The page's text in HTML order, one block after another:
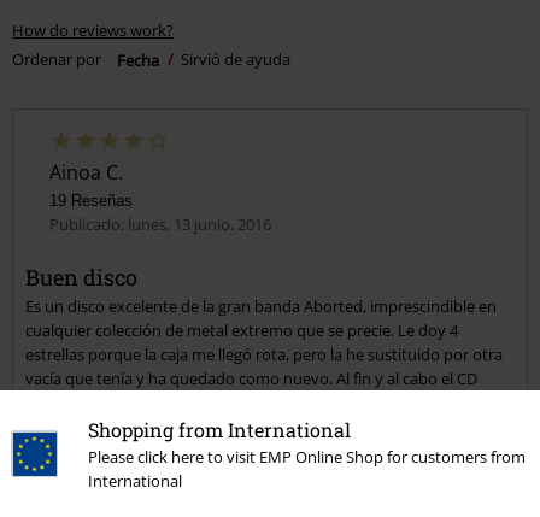
Shopping from International
Please click here to visit EMP Online Shop for customers from
International
How do reviews work?
Ordenar por
Fecha Sirvió de ayuda
Publicado: lunes, 13 junio, 2016
Buen disco
Es un disco excelente de la gran banda Aborted, imprescindible en
cualquier colección de metal extremo que se precie. Le doy 4
estrellas porque la caja me llegó rota, pero la he sustituido por otra
vacía que tenía y ha quedado como nuevo. Al fin y al cabo el CD
Reseña verificada